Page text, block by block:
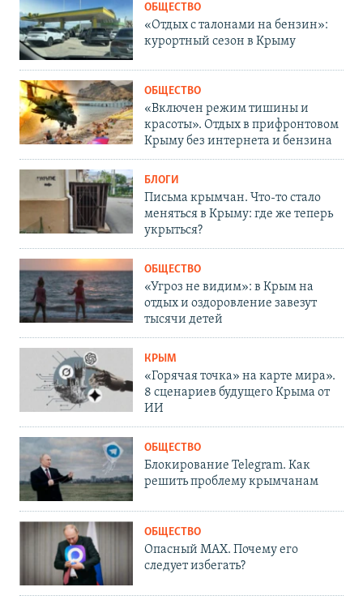
ОБЩЕСТВО
«Отдых с талонами на бензин»:
курортный сезон в Крыму
ОБЩЕСТВО
«Включен режим тишины и
красоты». Отдых в прифронтовом
Крыму без интернета и бензина
БЛОГИ
Письма крымчан. Что-то стало
меняться в Крыму: где же теперь
укрыться?
ОБЩЕСТВО
«Угроз не видим»: в Крым на
отдых и оздоровление завезут
тысячи детей
КРЫМ
«Горячая точка» на карте мира».
8 сценариев будущего Крыма от
ИИ
ОБЩЕСТВО
Блокирование Telegram. Как
решить проблему крымчанам
ОБЩЕСТВО
Опасный MAX. Почему его
следует избегать?